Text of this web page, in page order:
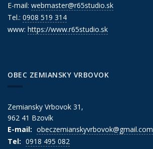
E-mail: webmaster@r65studio.sk
Tel.: 0908 519 314
www: https://www.r65studio.sk
OBEC ZEMIANSKY VRBOVOK
Zemiansky Vrbovok 31,
962 41 Bzovík
E-mail: obeczemianskyvrbovok@gmail.com
Tel: 0918 495 082